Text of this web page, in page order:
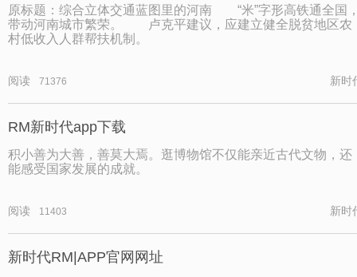
原标题：综合立体交通蓝图里的河南 “米”字形高铁通全国
带动河南城市繁荣。 卢克平建议，应建立健全脱贫地区农
村低收入人群帮扶机制。
阅读 71376 新时
RM新时代app下载
积小善为大善，善莫大焉。逛博物馆不仅能亲近古代文物，还
能感受国家发展的成就。
阅读 11403 新时
新时代RM|APP官网网址